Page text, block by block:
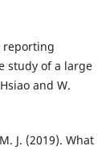
reporting
study of a large
and W.
J. (2019). What